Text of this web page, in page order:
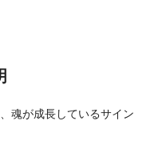
魂が成長しているサイン